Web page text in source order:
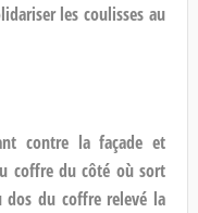
les coulisses au
contre la façade et
coffre du côté où sort
dos du coffre relevé la